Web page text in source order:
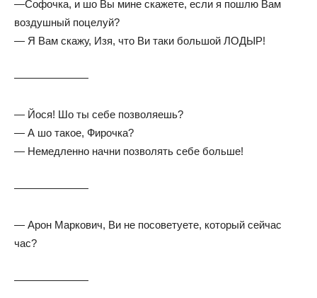
—Софочка, и шо Вы мине скажете, если я пошлю Вам
воздушный поцелуй?
— Я Вам скажу, Изя, что Ви таки большой ЛОДЫР!
———————
— Йося! Шо ты себе позволяешь?
— А шо такое, Фирочка?
— Немедленно начни позволять себе больше!
———————
— Арон Маркович, Ви не посоветуете, который сейчас
час?
———————